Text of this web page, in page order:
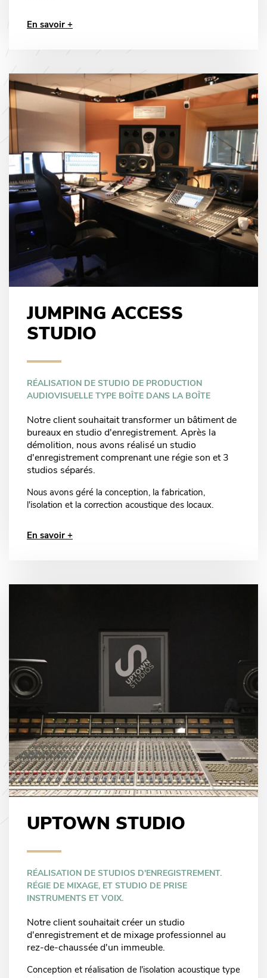
En savoir +
JUMPING ACCESS
STUDIO
RÉALISATION DE STUDIO DE PRODUCTION
AUDIOVISUELLE TYPE BOÎTE DANS LA BOÎTE
Notre client souhaitait transformer un bâtiment de
bureaux en studio d'enregistrement. Après la
démolition, nous avons réalisé un studio
d'enregistrement comprenant une régie son et 3
studios séparés.
Nous avons géré la conception, la fabrication,
l'isolation et la correction acoustique des locaux.
En savoir +
UPTOWN STUDIO
RÉALISATION DE STUDIOS D'ENREGISTREMENT.
RÉGIE DE MIXAGE, ET STUDIO DE PRISE
INSTRUMENTS ET VOIX.
Notre client souhaitait créer un studio
d'enregistrement et de mixage professionnel au
rez-de-chaussée d'un immeuble.
Conception et réalisation de l'isolation acoustique type